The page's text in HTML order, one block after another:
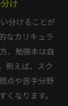
け
分けることが
なカリキュラ
、勉強本は自
例えば、スク
点や苦手分野
なります。